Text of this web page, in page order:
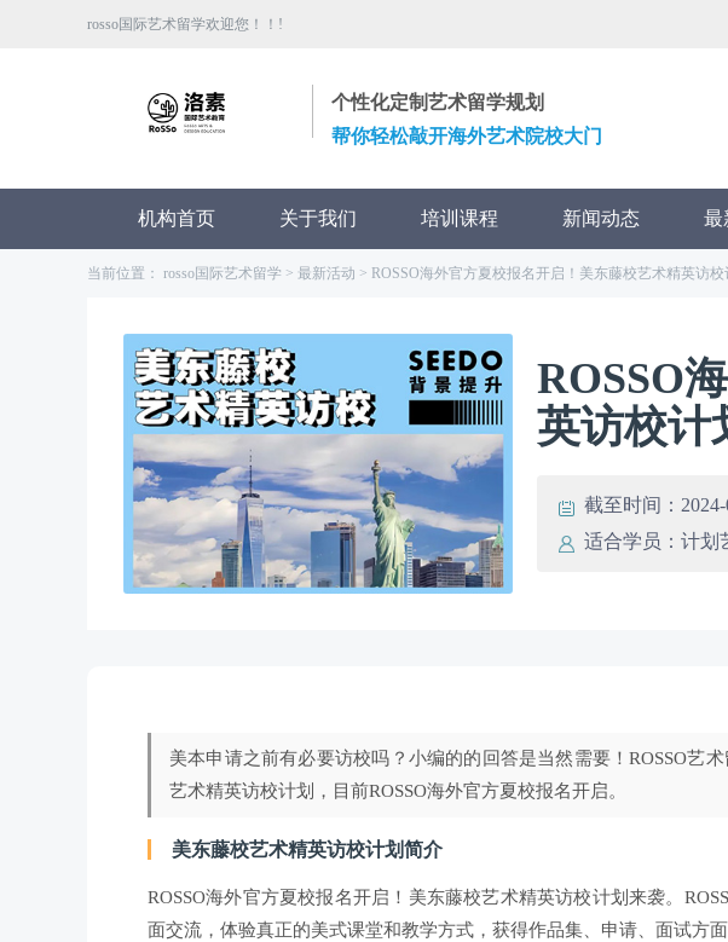
rosso国际艺术留学欢迎您！！!
个性化定制艺术留学规划
帮你轻松敲开海外艺术院校大门
机构首页 关于我们 培训课程 新闻动态 最
当前位置： rosso国际艺术留学 > 最新活动 > ROSSO海外官方夏校报名开启！美东藤校艺术精英访
ROSSO
英访校计
截至时间：
适合学员：计划
美本申请之前有必要访校吗？小编的的回答是当然需要！ROSSO艺
艺术精英访校计划，目前ROSSO海外官方夏校报名开启。
美东藤校艺术精英访校计划简介
ROSSO海外官方夏校报名开启！美东藤校艺术精英访校计划来袭。
面交流，体验真正的美式课堂和教学方式，获得作品集、申请、面试方